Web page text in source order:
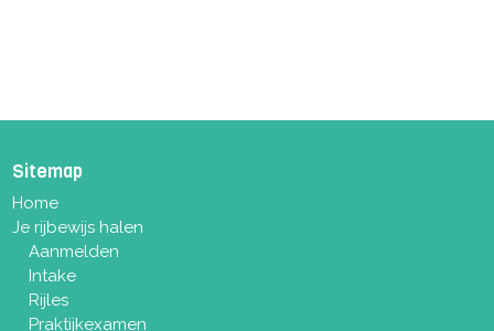
Sitemap
Home
Je rijbewijs halen
Aanmelden
Intake
Rijles
Praktijkexamen